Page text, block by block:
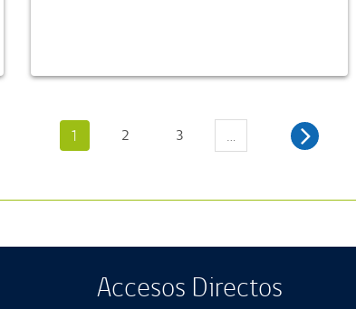
1 2 3 …
Accesos Directos